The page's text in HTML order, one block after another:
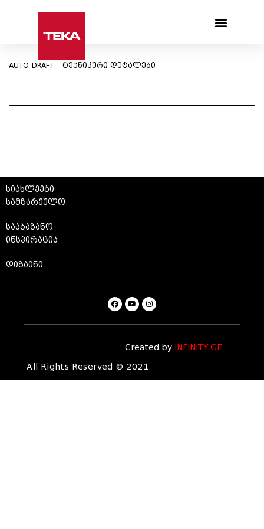
AUTO-DRAFT – ტექნიკური დეტალები
სიახლეები
სამზარეულო
სააბაზანო
ინსპირაცია
დიზაინი
Created by INFINITY.GE
All Rights Reserved © 2021